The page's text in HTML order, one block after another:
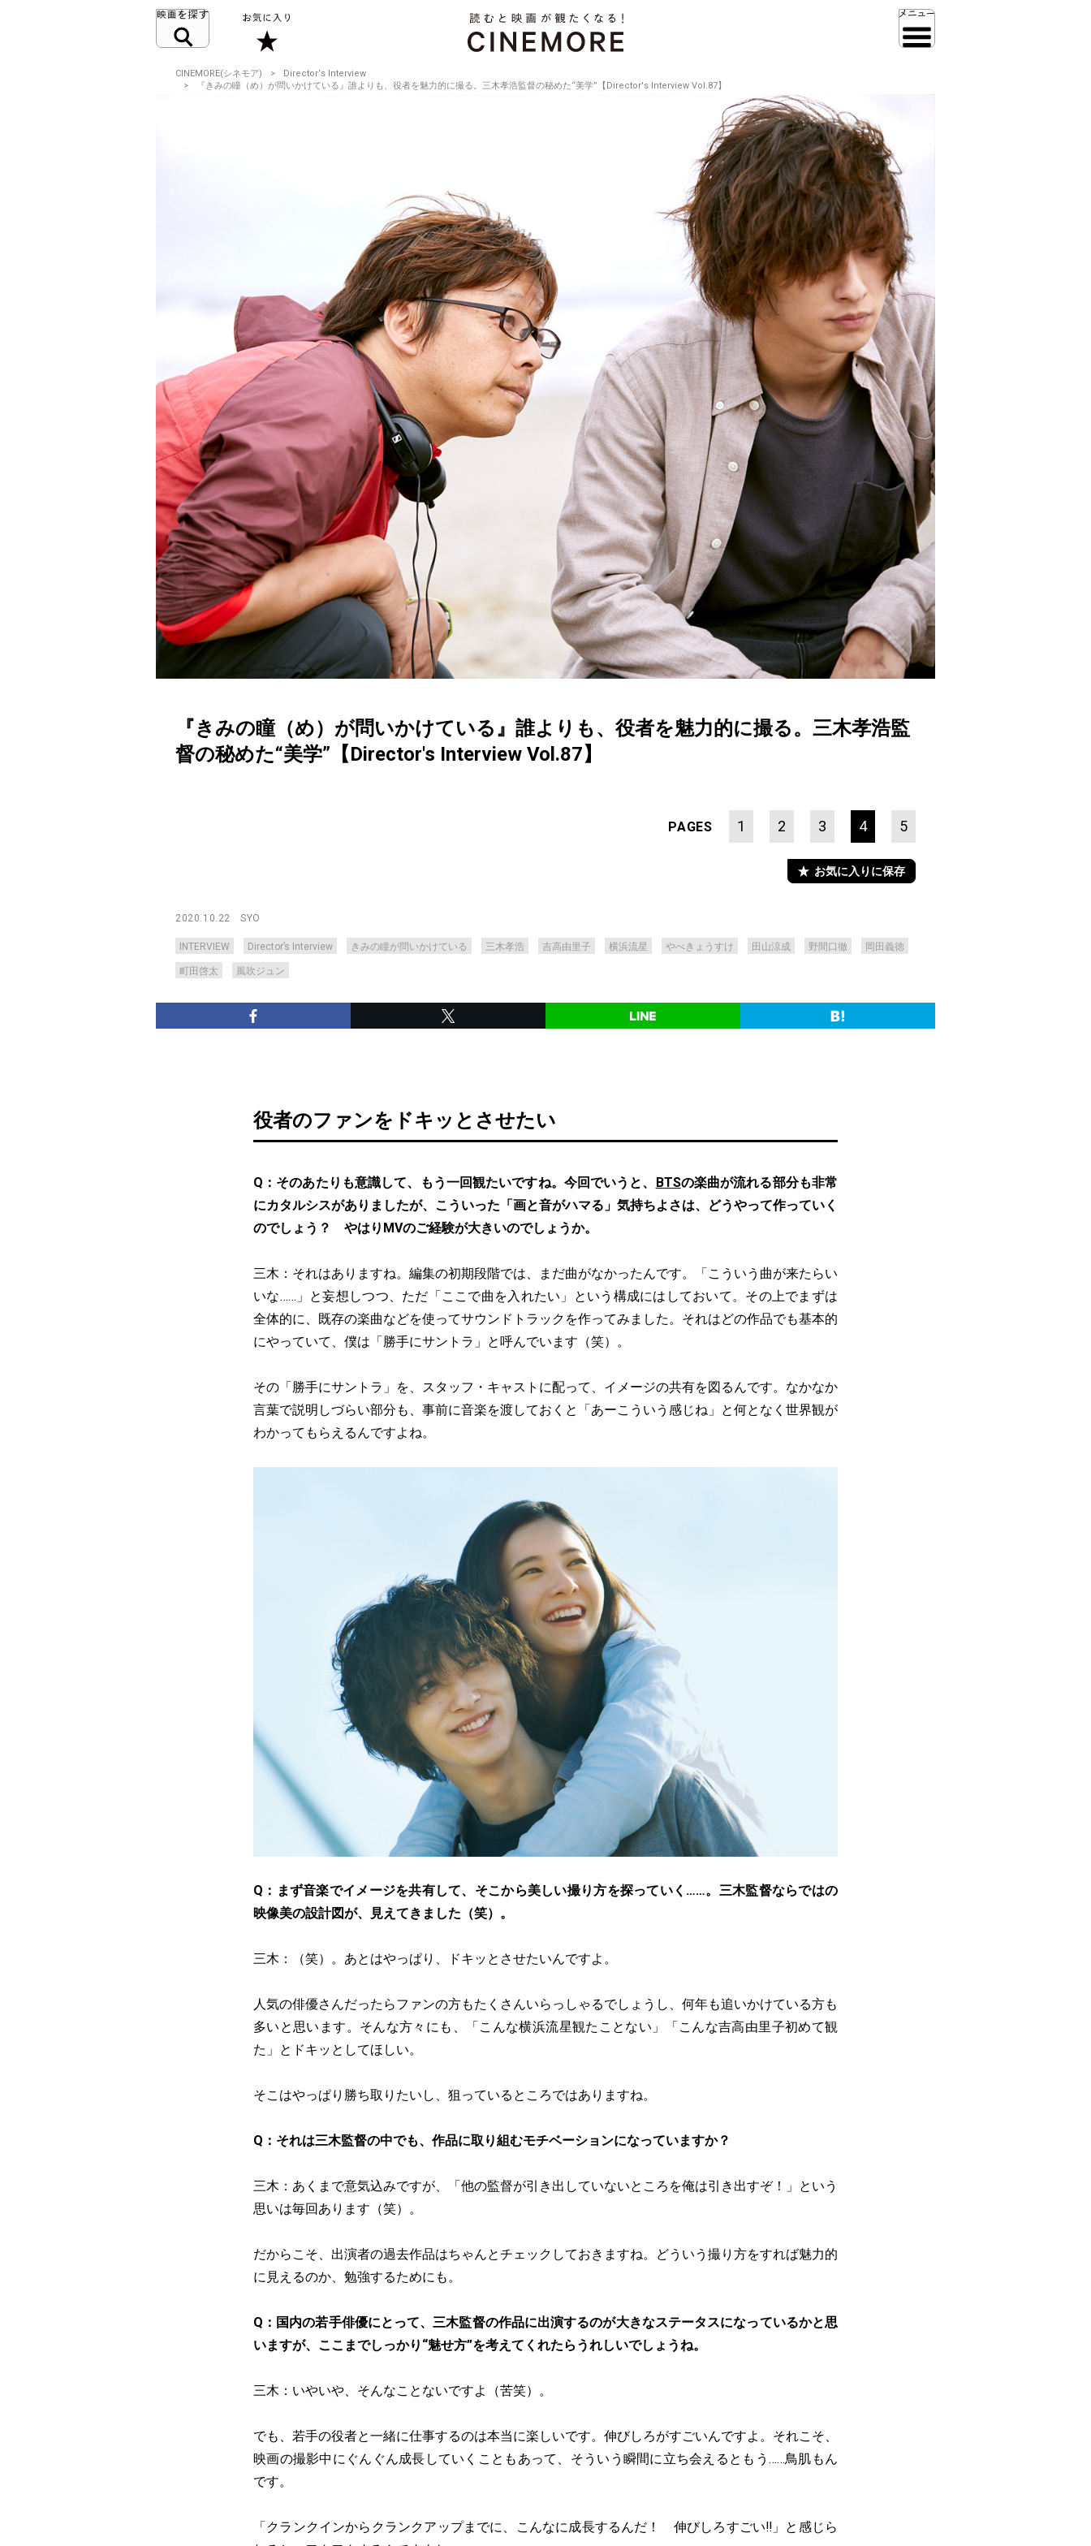
CINEMORE(シネモア)
Director‘s Interview
『きみの瞳（め）が問いかけている』誰よりも、役者を魅力的に撮る。三木孝浩監督の秘めた“美学”【Director's Interview Vol.87】
『きみの瞳（め）が問いかけている』誰よりも、役者を魅力的に撮る。三木孝浩監
督の秘めた“美学”【Director's Interview Vol.87】
PAGES 1 2 3 4 5
お気に入りに保存
2020.10.22 SYO
INTERVIEW Director’s Interview きみの瞳が問いかけている 三木孝浩 吉高由里子 横浜流星 やべきょうすけ 田山涼成 野間口徹 岡田義徳
町田啓太 風吹ジュン
役者のファンをドキッとさせたい
Q：そのあたりも意識して、もう一回観たいですね。今回でいうと、 BTSの楽曲が流れる部分も非常
にカタルシスがありましたが、こういった「画と音がハマる」気持ちよさは、どうやって作っていく
のでしょう？ やはりMVのご経験が大きいのでしょうか。
三木：それはありますね。編集の初期段階では、まだ曲がなかったんです。「こういう曲が来たらい
いな……」と妄想しつつ、ただ「ここで曲を入れたい」という構成にはしておいて。その上でまずは
全体的に、既存の楽曲などを使ってサウンドトラックを作ってみました。それはどの作品でも基本的
にやっていて、僕は「勝手にサントラ」と呼んでいます（笑）。
その「勝手にサントラ」を、スタッフ・キャストに配って、イメージの共有を図るんです。なかなか
言葉で説明しづらい部分も、事前に音楽を渡しておくと「あーこういう感じね」と何となく世界観が
わかってもらえるんですよね。
Q：まず音楽でイメージを共有して、そこから美しい撮り方を探っていく……。三木監督ならではの
映像美の設計図が、見えてきました（笑）。
三木：（笑）。あとはやっぱり、ドキッとさせたいんですよ。
人気の俳優さんだったらファンの方もたくさんいらっしゃるでしょうし、何年も追いかけている方も
多いと思います。そんな方々にも、「こんな横浜流星観たことない」「こんな吉高由里子初めて観
た」とドキッとしてほしい。
そこはやっぱり勝ち取りたいし、狙っているところではありますね。
Q：それは三木監督の中でも、作品に取り組むモチベーションになっていますか？
三木：あくまで意気込みですが、「他の監督が引き出していないところを俺は引き出すぞ！」という
思いは毎回あります（笑）。
だからこそ、出演者の過去作品はちゃんとチェックしておきますね。どういう撮り方をすれば魅力的
に見えるのか、勉強するためにも。
Q：国内の若手俳優にとって、三木監督の作品に出演するのが大きなステータスになっているかと思
いますが、ここまでしっかり“魅せ方”を考えてくれたらうれしいでしょうね。
三木：いやいや、そんなことないですよ（苦笑）。
でも、若手の役者と一緒に仕事するのは本当に楽しいです。伸びしろがすごいんですよ。それこそ、
映画の撮影中にぐんぐん成長していくこともあって、そういう瞬間に立ち会えるともう……鳥肌もん
です。
「クランクインからクランクアップまでに、こんなに成長するんだ！ 伸びしろすごい‼」と感じら